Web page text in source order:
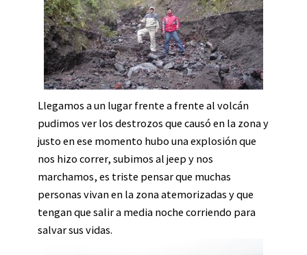
Llegamos a un lugar frente a frente al volcán
pudimos ver los destrozos que causó en la zona y
justo en ese momento hubo una explosión que
nos hizo correr, subimos al jeep y nos
marchamos, es triste pensar que muchas
personas vivan en la zona atemorizadas y que
tengan que salir a media noche corriendo para
salvar sus vidas.